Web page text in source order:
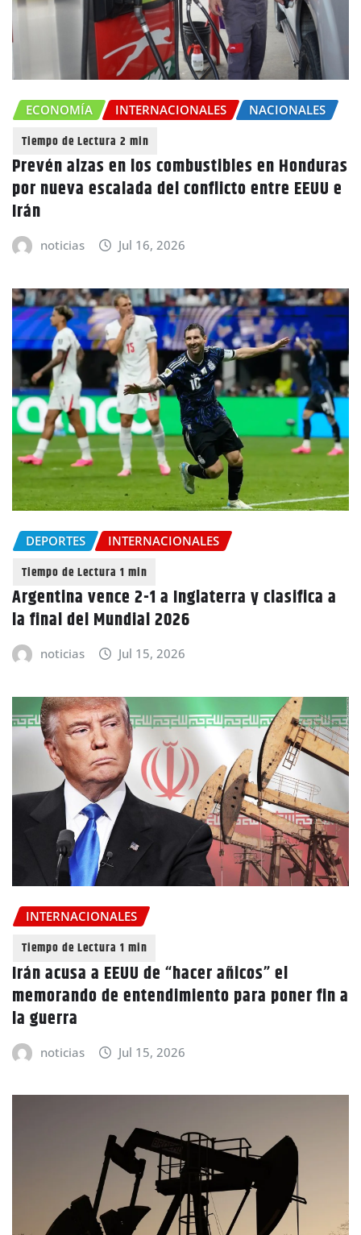
ECONOMÍA INTERNACIONALES NACIONALES
Prevén alzas en los combustibles en Honduras
por nueva escalada del conflicto entre EEUU e
Irán
noticias Jul 16, 2026
DEPORTES INTERNACIONALES
Argentina vence 2-1 a Inglaterra y clasifica a
la final del Mundial 2026
noticias Jul 15, 2026
INTERNACIONALES
Irán acusa a EEUU de “hacer añicos” el
memorando de entendimiento para poner fin a
la guerra
noticias Jul 15, 2026